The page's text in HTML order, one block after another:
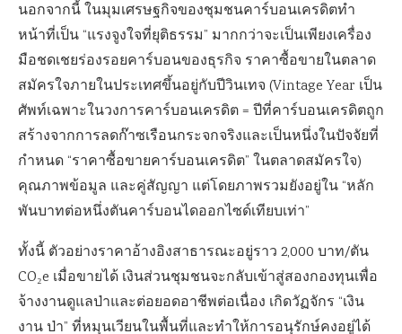
นอกจากนี้ ในมุมเศรษฐกิจของชุมชนคาร์บอนเครดิตทำ
หน้าที่เป็น “แรงจูงใจที่ยุติธรรม” มากกว่าจะเป็นเพียงเครื่อง
มือชดเชยร่องรอยคาร์บอนของธุรกิจ ราคาซื้อขายในตลาด
สมัครใจภายในประเทศขึ้นอยู่กับปีวินเทจ (Vintage Year เป็น
ศัพท์เฉพาะในวงการคาร์บอนเครดิต = ปีที่คาร์บอนเครดิตถูก
สร้างจากการลดก๊าซเรือนกระจกจริงและเป็นหนึ่งในปัจจัยที่
กำหนด “ราคาซื้อขายคาร์บอนเครดิต” ในตลาดสมัครใจ)
คุณภาพข้อมูล และคู่สัญญา แต่โดยภาพรวมยังอยู่ใน “หลัก
พันบาทต่อหนึ่งตันคาร์บอนไดออกไซด์เทียบเท่า”
ทั้งนี้ ตัวอย่างราคาอ้างอิงสาธารณะอยู่ราว 2,000 บาท/ตัน
CO₂e เมื่อขายได้ เงินส่วนชุมชนจะกลับเข้าสู่สองกองทุนเพื่อ
จ้างงานดูแลป่าและต่อยอดอาชีพต่อเนื่อง เกิดวัฏจักร “เงิน
งาน ป่า” ที่หมุนเวียนในพื้นที่และทำให้การอนุรักษ์คงอยู่ได้